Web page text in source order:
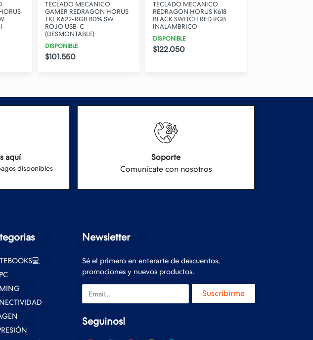
TECLADO MECANICO
GAMER REDRAGON HORUS
TKL K622-RGB 80% SW.
ROJO USB-C
(DESMONTABLE)
DISPONIBLE
$101.550
TECLADO MECANICO
REDRAGON HORUS K618
BLACK SWITCH RED RGB
INALAMBRICO
DISPONIBLE
$122.050
aquí
disponibles
Soporte
Comunícate con nosotros
Newsletter
Sé el primero en enterarte de descuentos,
promociones y nuevos productos.
Email Suscribirme
Seguinos!